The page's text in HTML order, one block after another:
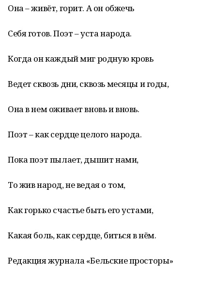
Она – живёт, горит. А он обжечь
Себя готов. Поэт – уста народа.
Когда он каждый миг родную кровь
Ведет сквозь дни, сквозь месяцы и годы,
Она в нем оживает вновь и вновь.
Поэт – как сердце целого народа.
Пока поэт пылает, дышит нами,
То жив народ, не ведая о том,
Как горько счастье быть его устами,
Какая боль, как сердце, биться в нём.
Редакция журнала «Бельские просторы»